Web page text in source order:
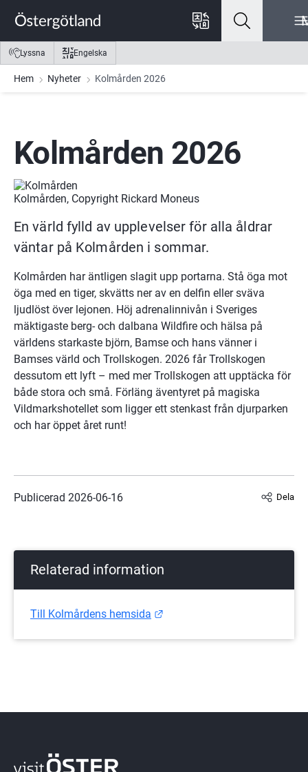
Gå till innehåll
Gå till meny
Gå till sidfot
Lyssna Engelska
Hem Nyheter Kolmården 2026
Kolmården 2026
Kolmården, Copyright Rickard Moneus
En värld fylld av upplevelser för alla åldrar
väntar på Kolmården i sommar.
Kolmården har äntligen slagit upp portarna. Stå öga mot
öga med en tiger, skvätts ner av en delfin eller sväva
ljudlöst över lejonen. Höj adrenalinnivån i Sveriges
mäktigaste berg- och dalbana Wildfire och hälsa på
världens starkaste björn, Bamse och hans vänner i
Bamses värld och Trollskogen. 2026 får Trollskogen
dessutom ett lyft – med mer Trollskogen att upptäcka för
både stora och små. Förläng äventyret på magiska
Vildmarkshotellet som ligger ett stenkast från djurparken
och har öppet året runt!
Publicerad 2026-06-16 Dela
Relaterad information
Till Kolmårdens hemsida